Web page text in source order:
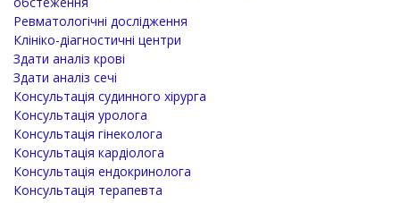
Ревматологічні дослідження
Клініко-діагностичні центри
Здати аналіз крові
Здати аналіз сечі
Консультація судинного хірурга
Консультація уролога
Консультація гінеколога
Консультація кардіолога
Консультація ендокринолога
Консультація терапевта